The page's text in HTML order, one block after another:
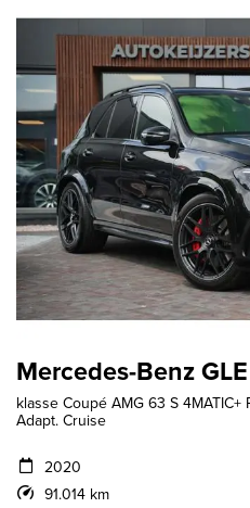
Mercedes-Benz GLE
klasse Coupé AMG 63 S
Adapt. Cruise
2020
91.014 km